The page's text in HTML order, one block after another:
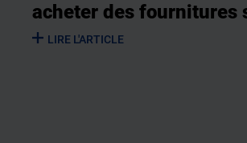
acheter des fournitures
LIRE L'ARTICLE